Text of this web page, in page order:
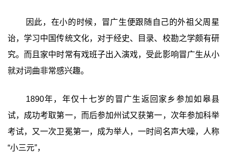
因此，在小的时候，冒广生便跟随自己的外祖父周星
诒，学习中国传统文化，对于经史、目录、校勘之学颇有研
究。而且家中时常有戏班子出入演戏，受此影响冒广生从小
就对词曲非常感兴趣。
1890年，年仅十七岁的冒广生返回家乡参加如皋县
试，成功考取第一，而后参加州试又获第一，次年参加科举
考试，又一次卫冕第一，成为举人，一时间名声大噪，人称
“小三元”，